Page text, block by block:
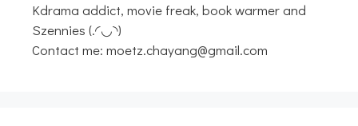
Kdrama addict, movie freak, book warmer and
Szennies (.◜◡◝)
Contact me: moetz.chayang@gmail.com